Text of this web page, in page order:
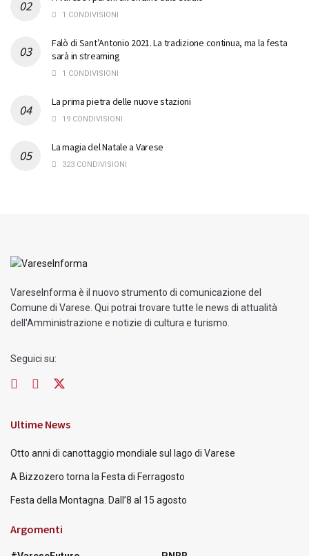
1 CONDIVISIONI
Falò di Sant’Antonio 2021. La tradizione continua, ma la festa
sarà in streaming
1 CONDIVISIONI
La prima pietra delle nuove stazioni
19 CONDIVISIONI
La magia del Natale a Varese
323 CONDIVISIONI
VareseInforma è il nuovo strumento di comunicazione del
Comune di Varese. Qui potrai trovare tutte le news di attualità
dell'Amministrazione e notizie di cultura e turismo.
Seguici su:
Ultime News
Otto anni di canottaggio mondiale sul lago di Varese
A Bizzozero torna la Festa di Ferragosto
Festa della Montagna. Dall’8 al 15 agosto
Argomenti